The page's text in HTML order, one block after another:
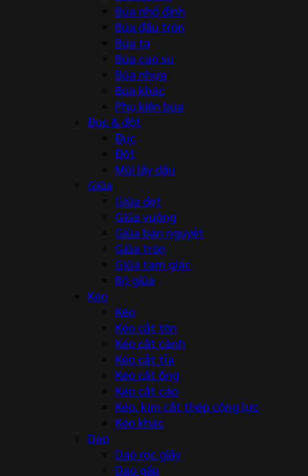
Búa nhổ đinh
Búa đầu tròn
Búa tạ
Búa cao su
Búa nhựa
Búa khác
Phụ kiện búa
Đục & đột
Đục
Đột
Mũi lấy dấu
Giũa
Giũa dẹt
Giũa vuông
Giũa bán nguyệt
Giũa tròn
Giũa tam giác
Bộ giũa
Kéo
Kéo
Kéo cắt tôn
Kéo cắt cành
Kéo cắt tỉa
Kéo cắt ống
Kéo cắt cáp
Kéo, kìm cắt thép cộng lực
Kéo khác
Dao
Dao rọc giấy
Dao gấp